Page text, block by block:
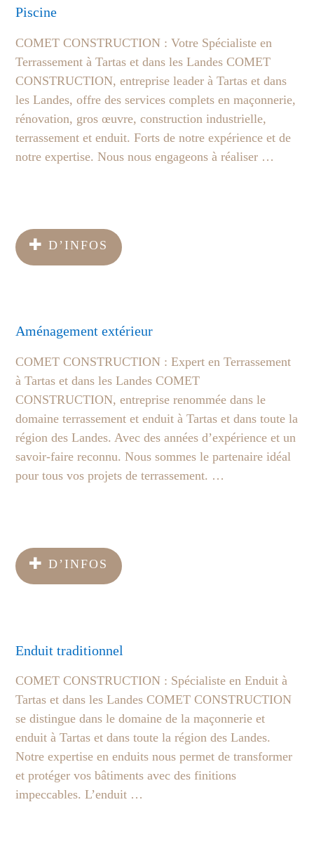
Piscine
COMET CONSTRUCTION : Votre Spécialiste en
Terrassement à Tartas et dans les Landes COMET
CONSTRUCTION, entreprise leader à Tartas et dans
les Landes, offre des services complets en maçonnerie,
rénovation, gros œuvre, construction industrielle,
terrassement et enduit. Forts de notre expérience et de
notre expertise. Nous nous engageons à réaliser …
D’INFOS
Aménagement extérieur
COMET CONSTRUCTION : Expert en Terrassement
à Tartas et dans les Landes COMET
CONSTRUCTION, entreprise renommée dans le
domaine terrassement et enduit à Tartas et dans toute la
région des Landes. Avec des années d’expérience et un
savoir-faire reconnu. Nous sommes le partenaire idéal
pour tous vos projets de terrassement. …
D’INFOS
Enduit traditionnel
COMET CONSTRUCTION : Spécialiste en Enduit à
Tartas et dans les Landes COMET CONSTRUCTION
se distingue dans le domaine de la maçonnerie et
enduit à Tartas et dans toute la région des Landes.
Notre expertise en enduits nous permet de transformer
et protéger vos bâtiments avec des finitions
impeccables. L’enduit …